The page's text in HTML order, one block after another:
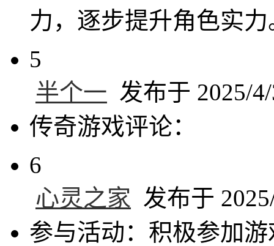
力，逐步提升角色实力
5
半个一 发布于 2025/
传奇游戏评论：
6
心灵之家 发布于
参与活动：积极参加